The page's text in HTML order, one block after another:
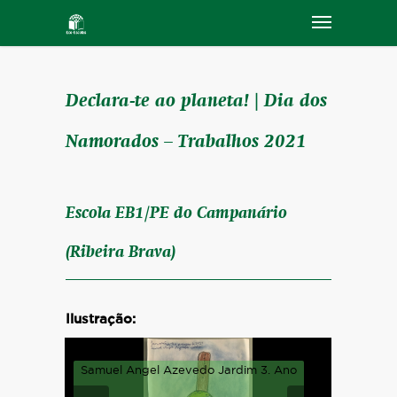
Declara-te ao planeta! | Dia dos
Namorados – Trabalhos 2021
Escola EB1/PE do Campanário
(Ribeira Brava)
Ilustração:
Samuel Angel Azevedo Jardim 3. Ano